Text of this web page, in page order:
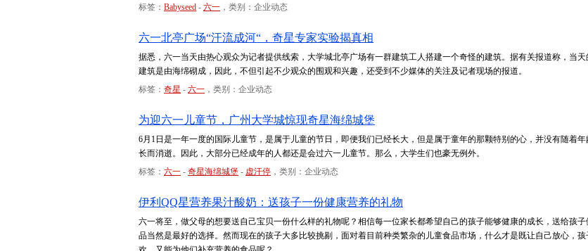
标签： Babyseed - 六一 ，类别：企业动态
六一北亭广场“汗流成河“，奇星专家实验揭真相
据悉，六一当天由热心观众为记者提供线索，大学城北亭广场有一群建筑工人搭建一个奇怪的建筑。据有关报道称，当天
建筑是由海绵砌成，因此，不但引起不少观众的围观和兴趣，还受到不少媒体的关注及记者现场的报道。
标签： 奇星 - 六一 ，类别：企业动态
为迎六一儿童节，广州大学城惊现奇星海绵城堡
6月1日是一年一度的国际儿童节，是属于儿童的节日，即便我们已经长大，但是属于童年的那颗特别的心，并没有随着年
长而消逝。因此，大部分已经成年的人都还是会过六一儿童节。那么，大学生们也豪无例外。
标签： 六一 - 奇星海绵城堡 - 虚汗停 ，类别：企业动态
伊利QQ星营养果汁酸奶：送孩子一份健康营养的礼物
六一将至，做父母的想要送自己宝贝一份什么样的礼物呢？相信每一位家长都希望自己的孩子能够健康的成长，送给孩子
品当然是最好的选择。然而现在的孩子大多比较挑剔，面对着目前种类繁杂的儿童食品市场，什么才是既让自己放心，孩